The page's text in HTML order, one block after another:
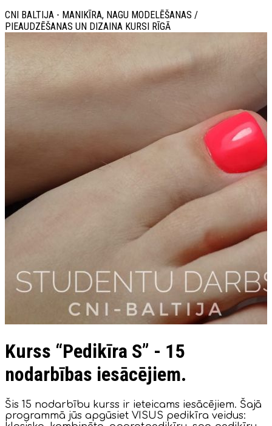
CNI BALTIJA - MANIKĪRA, NAGU MODELĒŠANAS /
PIEAUDZĒŠANAS UN DIZAINA KURSI RĪGĀ
Kurss “Pedikīra S” - 15
nodarbības iesācējiem.
Šis 15 nodarbību kurss ir ieteicams iesācējiem. Šajā
programmā jūs apgūsiet VISUS pedikīra veidus: